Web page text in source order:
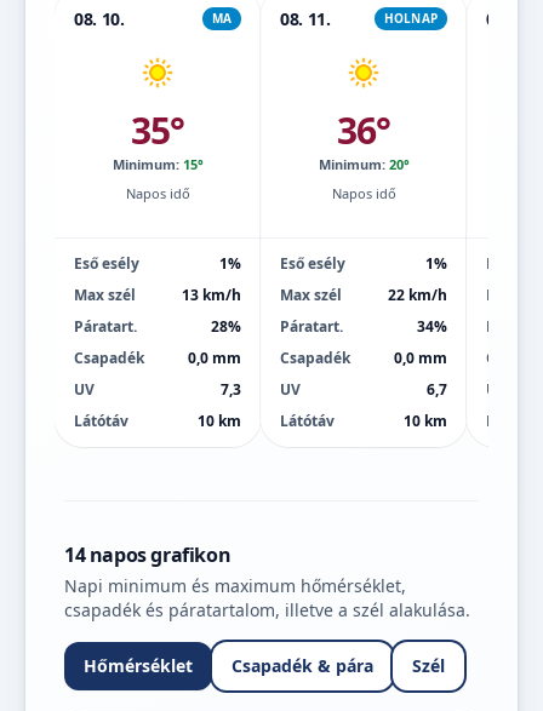
08. 10. MA
35°
Minimum: 15°
Napos idő
Eső esély
1%
Max szél
13 km/h
Páratart.
28%
Csapadék
0,0 mm
UV
7,3
Látótáv
10 km
08. 11. HOLNAP
36°
Minimum: 20°
Napos idő
Eső esély
1%
Max szél
22 km/h
Páratart.
34%
Csapadék
0,0 mm
UV
6,7
Látótáv
10 km
08. 12.
Eső
Max
UV
Látótáv
14 napos grafikon
Napi minimum és maximum hőmérséklet,
csapadék és páratartalom, illetve a szél alakulása.
Hőmérséklet Csapadék & pára Szél